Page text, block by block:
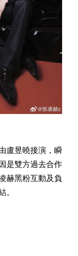
盧昱曉接演，瞬
是雙方過去合作
赫黑粉互動及負